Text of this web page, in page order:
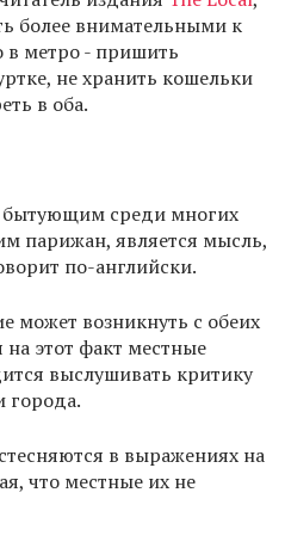
более внимательными к
метро - пришить
не хранить кошельки
в оба.
среди многих
парижан, является мысль,
по-английски.
может возникнуть с обеих
этот факт местные
выслушивать критику
города.
в выражениях на
что местные их не